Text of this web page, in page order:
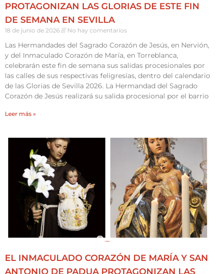
PROTAGONIZAN LAS GLORIAS DE ESTE FIN
DE SEMANA EN SEVILLA
18 de junio de 2026 No hay comentarios
Las Hermandades del Sagrado Corazón de Jesús, en Nervión,
y del Inmaculado Corazón de María, en Torreblanca,
celebrarán este fin de semana sus salidas procesionales por
las calles de sus respectivas feligresías, dentro del calendario
de las Glorias de Sevilla 2026. La Hermandad del Sagrado
Corazón de Jesús realizará su salida procesional por el barrio
Leer más »
EL INMACULADO CORAZÓN DE MARÍA Y SAN
ANTONIO DE PADUA PROTAGONIZAN LAS